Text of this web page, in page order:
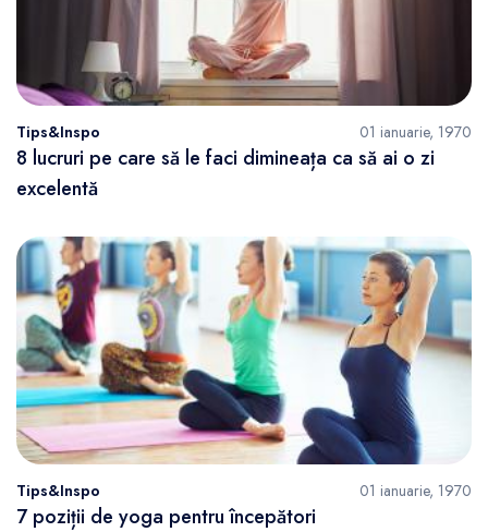
Tips&Inspo 01 ianuarie, 1970
8 lucruri pe care să le faci dimineața ca să ai o zi
excelentă
Tips&Inspo 01 ianuarie, 1970
7 poziții de yoga pentru începători